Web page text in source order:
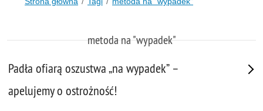
metoda na "wypadek"
Padła ofiarą oszustwa „na wypadek” –
apelujemy o ostrożność!